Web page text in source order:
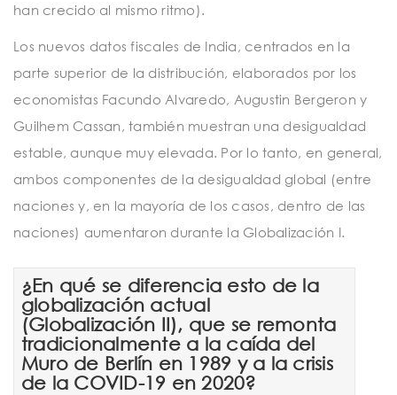
han crecido al mismo ritmo).
Los nuevos datos fiscales de India, centrados en la
parte superior de la distribución, elaborados por los
economistas Facundo Alvaredo, Augustin Bergeron y
Guilhem Cassan, también muestran una desigualdad
estable, aunque muy elevada. Por lo tanto, en general,
ambos componentes de la desigualdad global (entre
naciones y, en la mayoría de los casos, dentro de las
naciones) aumentaron durante la Globalización I.
¿En qué se diferencia esto de la
globalización actual
(Globalización II), que se remonta
tradicionalmente a la caída del
Muro de Berlín en 1989 y a la crisis
de la COVID-19 en 2020?